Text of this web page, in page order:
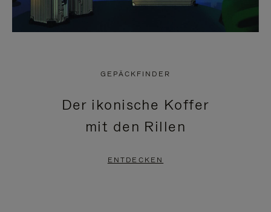
GEPÄCKFINDER
Der ikonische Koffer
mit den Rillen
ENTDECKEN